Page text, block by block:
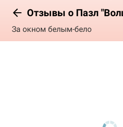
Отзывы о Пазл
За окном белым-бело